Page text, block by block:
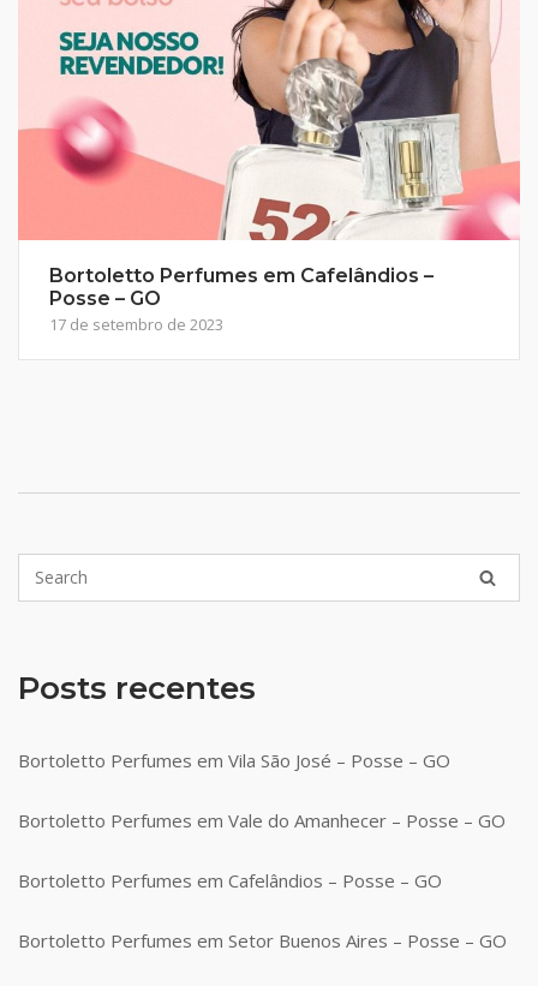
Bortoletto Perfumes em Cafelândios –
Posse – GO
17 de setembro de 2023
Posts recentes
Bortoletto Perfumes em Vila São José – Posse – GO
Bortoletto Perfumes em Vale do Amanhecer – Posse – GO
Bortoletto Perfumes em Cafelândios – Posse – GO
Bortoletto Perfumes em Setor Buenos Aires – Posse – GO